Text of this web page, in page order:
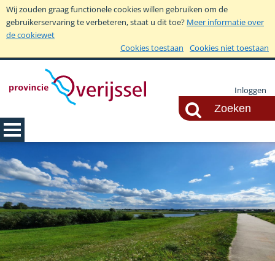
Wij zouden graag functionele cookies willen gebruiken om de
gebruikerservaring te verbeteren, staat u dit toe? Meer informatie over
de cookiewet
Cookies toestaan
Cookies niet toestaan
Inloggen